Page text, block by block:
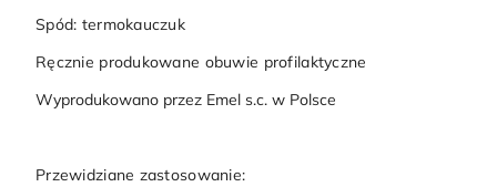
Spód: termokauczuk
Ręcznie produkowane obuwie profilaktyczne
Wyprodukowano przez Emel s.c. w Polsce
Przewidziane zastosowanie: